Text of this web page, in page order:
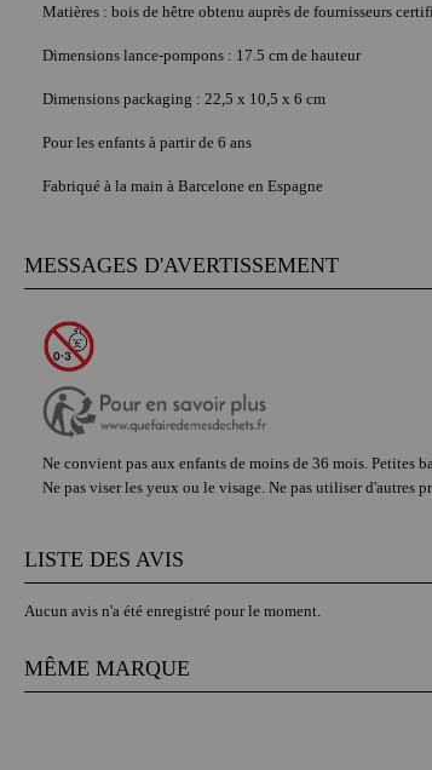
Matières : bois de hêtre obtenu auprès de fournisseurs
Dimensions lance-pompons : 17.5 cm de hauteur
Dimensions packaging : 22,5 x 10,5 x 6 cm
Pour les enfants à partir de 6 ans
Fabriqué à la main à Barcelone en Espagne
MESSAGES D'AVERTISSEMENT
Ne convient pas aux enfants de moins de 36 mois. Petites
Ne pas viser les yeux ou le visage. Ne pas utiliser d'autres
LISTE DES AVIS
Aucun avis n'a été enregistré pour le moment.
MÊME MARQUE